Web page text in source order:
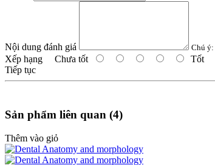
Nội dung đánh giá Chú ý:
Xếp hạng Chưa tốt
Tốt
Tiếp tục
Sản phẩm liên quan (4)
Thêm vào giỏ